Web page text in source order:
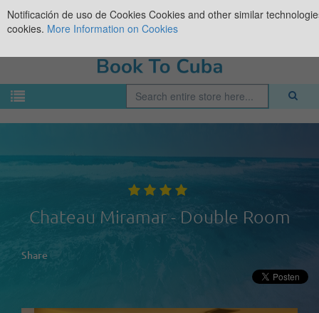
Chateau Miramar - Double Room
Share
Notificación de uso de Cookies Cookies and other similar
cookies. More Information on Cookies